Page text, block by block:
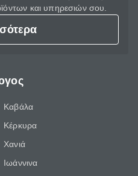
και υπηρεσιών σου.
Καβάλα
Κέρκυρα
Χανιά
Ιωάννινα